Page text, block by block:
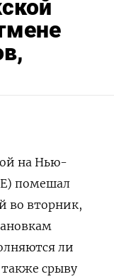
на Нью-
помешал
во вторник,
ли
срыву